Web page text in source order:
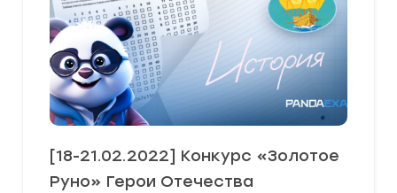
[18-21.02.2022] Конкурс «Золотое
Руно» Герои Отечества